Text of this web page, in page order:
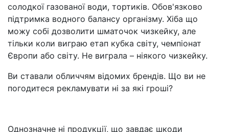
солодкої газованої води, тортиків. Обов'язково
підтримка водного балансу організму. Хіба що
можу собі дозволити шматочок чизкейку, але
тільки коли виграю етап кубка світу, чемпіонат
Європи або світу. Не виграла – ніякого чизкейку.
Ви ставали обличчям відомих брендів. Що ви не
погодитеся рекламувати ні за які гроші?
Однозначне ні продукції, що завдає шкоди